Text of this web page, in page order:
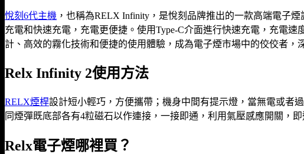
悅刻6代主機 ，也稱為RELX Infinity，是悅刻品牌推出的一款高端電子
充電和快速充電，充電更便捷。使用Type-C介面進行快速充電，充電
計、高效的霧化技術和便捷的使用體驗，成為電子煙市場中的佼佼者，
Relx Infinity 2使用方法
RELX煙桿設計短小輕巧，方便攜帶；機身中間有提示燈，當無電或者
同煙彈既底部各有4粒磁石以作連接，一接即通，利用氣壓感應開關，
Relx電子煙哪裡買？